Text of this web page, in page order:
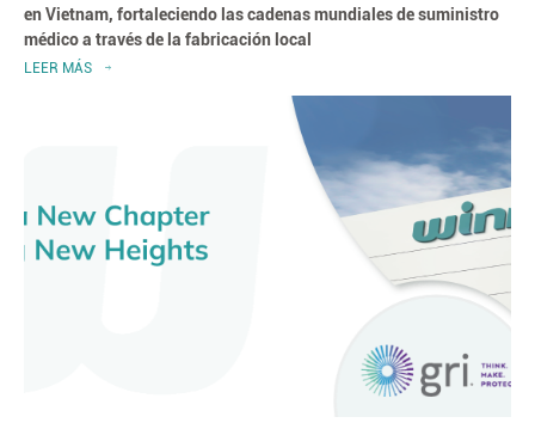
en Vietnam, fortaleciendo las cadenas mundiales de suministro
médico a través de la fabricación local
LEER MÁS